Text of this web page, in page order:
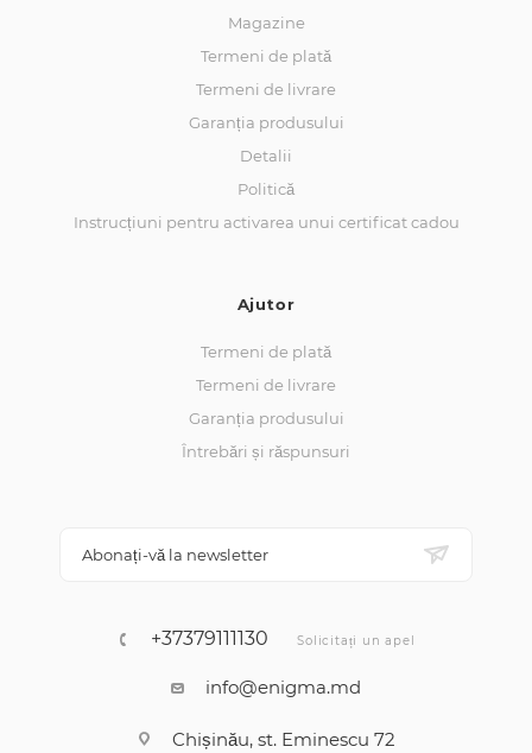
Magazine
Termeni de plată
Termeni de livrare
Garanția produsului
Detalii
Politică
Instrucțiuni pentru activarea unui certificat cadou
Ajutor
Termeni de plată
Termeni de livrare
Garanția produsului
Întrebări și răspunsuri
Abonați-vă la newsletter
+37379111130 Solicitați un apel
info@enigma.md
Chișinău, st. Eminescu 72